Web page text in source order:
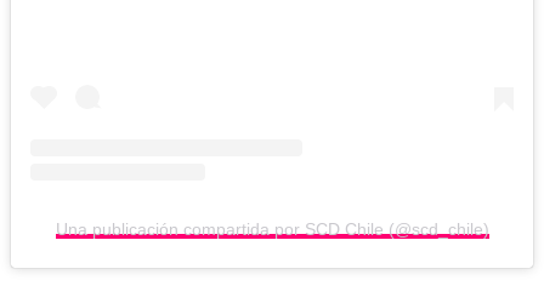
Una publicación compartida por SCD Chile (@scd_chile)